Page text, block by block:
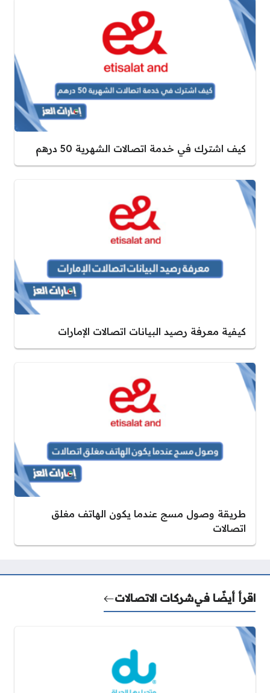
كيف اشترك في خدمة اتصالات الشهرية 50 درهم
كيفية معرفة رصيد البيانات اتصالات الإمارات
طريقة وصول مسج عندما يكون الهاتف مغلق
اتصالات
اقرأ أيضًا فيشركات الاتصالات